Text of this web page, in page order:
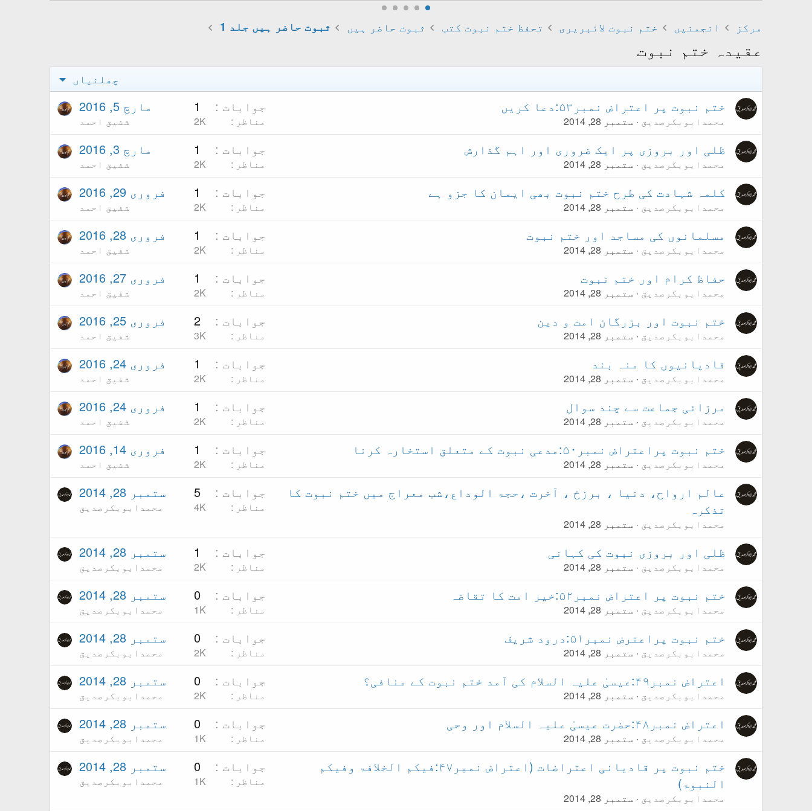
مرکز انجمنیں ختم نبوت لائبریری تحفظ ختم نبوت کتب ثبوت حاضر ہیں ثبوت حاضر ہیں جلد 1
عقیدہ ختم نبوت
چھلنیاں
ختم نبوت پر اعتراض نمبر۵۳:دعا کریں
محمدابوبکرصدیق ستمبر 28, 2014
جوابات 1
مناظر 2K
مارچ 5, 2016
شفیق احمد
ظلی اور بروزی پر ایک ضروری اور اہم گذارش
محمدابوبکرصدیق ستمبر 28, 2014
جوابات 1
مناظر 2K
مارچ 3, 2016
شفیق احمد
کلمہ شہادت کی طرح ختم نبوت بھی ایمان کا جزو ہے
محمدابوبکرصدیق ستمبر 28, 2014
جوابات 1
مناظر 2K
فروری 29, 2016
شفیق احمد
مسلمانوں کی مساجد اور ختم نبوت
محمدابوبکرصدیق ستمبر 28, 2014
جوابات 1
مناظر 2K
فروری 28, 2016
شفیق احمد
حفاظ کرام اور ختم نبوت
محمدابوبکرصدیق ستمبر 28, 2014
جوابات 1
مناظر 2K
فروری 27, 2016
شفیق احمد
ختم نبوت اور بزرگان امت و دین
محمدابوبکرصدیق ستمبر 28, 2014
جوابات 2
مناظر 3K
فروری 25, 2016
شفیق احمد
قادیانیوں کا منہ بند
محمدابوبکرصدیق ستمبر 28, 2014
جوابات 1
مناظر 2K
فروری 24, 2016
شفیق احمد
مرزائی جماعت سے چند سوال
محمدابوبکرصدیق ستمبر 28, 2014
جوابات 1
مناظر 2K
فروری 24, 2016
شفیق احمد
ختم نبوت پراعتراض نمبر۵۰:مدعی نبوت کے متعلق استخارہ کرنا
محمدابوبکرصدیق ستمبر 28, 2014
جوابات 1
مناظر 2K
فروری 14, 2016
شفیق احمد
عالم ارواح، دنیا ، برزخ ، آخرت ،حجۃ الوداع،شب معراج میں ختم نبوت کا
تذکرہ
محمدابوبکرصدیق ستمبر 28, 2014
جوابات 5
مناظر 4K
ستمبر 28, 2014
محمدابوبکرصدیق
ظلی اور بروزی نبوت کی کہانی
محمدابوبکرصدیق ستمبر 28, 2014
جوابات 1
مناظر 2K
ستمبر 28, 2014
محمدابوبکرصدیق
ختم نبوت پر اعتراض نمبر۵۲:خیر امت کا تقاضہ
محمدابوبکرصدیق ستمبر 28, 2014
جوابات 0
مناظر 1K
ستمبر 28, 2014
محمدابوبکرصدیق
ختم نبوت پراعترض نمبر۵۱:درود شریف
محمدابوبکرصدیق ستمبر 28, 2014
جوابات 0
مناظر 2K
ستمبر 28, 2014
محمدابوبکرصدیق
اعتراض نمبر۴۹:عیسیٰ علیہ السلام کی آمد ختم نبوت کے منافی؟
محمدابوبکرصدیق ستمبر 28, 2014
جوابات 0
مناظر 2K
ستمبر 28, 2014
محمدابوبکرصدیق
اعتراض نمبر۴۸:حضرت عیسیٰ علیہ السلام اور وحی
محمدابوبکرصدیق ستمبر 28, 2014
جوابات 0
مناظر 1K
ستمبر 28, 2014
محمدابوبکرصدیق
ختم نبوت پر قادیانی اعتراضات (اعتراض نمبر۴۷:فیکم الخلافۃ وفیکم
النبوۃ)
محمدابوبکرصدیق ستمبر 28, 2014
جوابات 0
مناظر 1K
ستمبر 28, 2014
محمدابوبکرصدیق